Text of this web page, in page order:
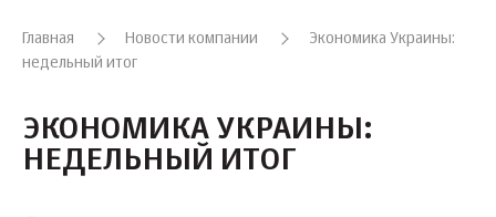
Главная Новости компании
Экономика Украины:
недельный итог
ЭКОНОМИКА УКРАИНЫ:
НЕДЕЛЬНЫЙ ИТОГ